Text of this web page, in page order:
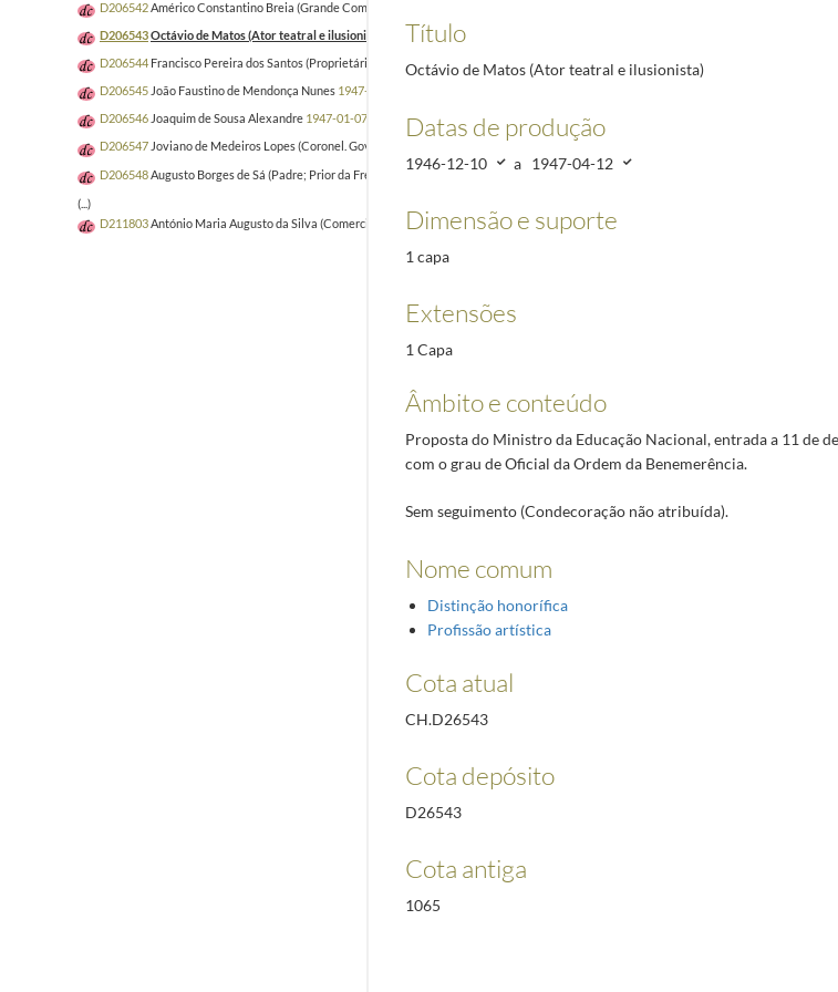
D206542Américo Constantino Breia (Grande Comerciante do Rio de Janeiro)
D206543Octávio de Matos (Ator teatral e ilusionista)
1946-12-10/1947-04-12
D206544 Francisco Pereira dos Santos (Proprietário)
1946-12-27/1959-07-21
D206545 João Faustino de Mendonça Nunes 1947-01-07/1959-07-21
D206546 Joaquim de Sousa Alexandre 1947-01-07/1959-07-21
D206547 Joviano de Medeiros Lopes (Coronel. Governador Civil do Porto)
D206548Augusto Borges de Sá (Padre; Prior da Freguesia de S. Sebastião, Guimarães) 1947-02-03/1952-10-21
(...)
D211803António Maria Augusto da Silva (Comerciante) 1945-05-05/1959-08-01
Título
Octávio de Matos (Ator teatral e ilusionista)
Datas de produção
1946-12-10 a 1947-04-12
Dimensão e suporte
1 capa
Extensões
1 Capa
Âmbito e conteúdo
Proposta do Ministro da Educação Nacional, entrada a 11 de
com o grau de Oficial da Ordem da Benemerência.
Sem seguimento (Condecoração não atribuída).
Nome comum
Distinção honorífica
Profissão artística
Cota atual
CH.D26543
Cota depósito
D26543
Cota antiga
1065